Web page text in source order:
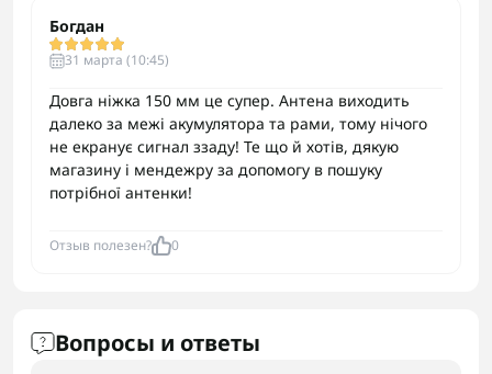
Богдан
31 марта (10:45)
Довга ніжка 150 мм це супер. Антена виходить
далеко за межі акумулятора та рами, тому нічого
не екранує сигнал ззаду! Те що й хотів, дякую
магазину і мендежру за допомогу в пошуку
потрібної антенки!
Отзыв полезен? 0
Вопросы и ответы